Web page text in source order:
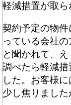
軽減措置が取ら
契約予定の物
っている会社
と聞かれて、
調べたら軽減
した。お客様
少し焦りました